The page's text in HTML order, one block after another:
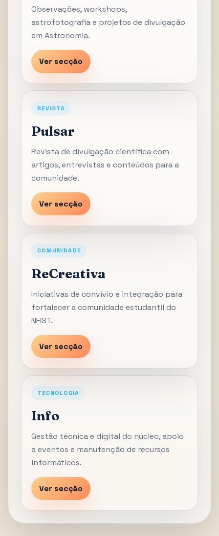
Observações, workshops,
astrofotografia e projetos de divulgação
em Astronomia.
Ver secção
REVISTA
Pulsar
Revista de divulgação científica com
artigos, entrevistas e conteúdos para a
comunidade.
Ver secção
COMUNIDADE
ReCreativa
Iniciativas de convívio e integração para
fortalecer a comunidade estudantil do
NFIST.
Ver secção
TECNOLOGIA
Info
Gestão técnica e digital do núcleo, apoio
a eventos e manutenção de recursos
informáticos.
Ver secção